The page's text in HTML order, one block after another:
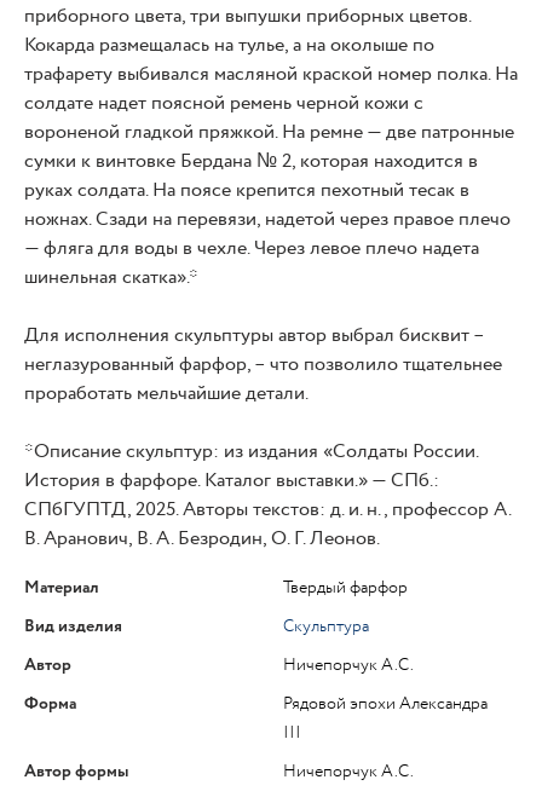
приборного цвета, три выпушки приборных цветов.
Кокарда размещалась на тулье, а на околыше по
трафарету выбивался масляной краской номер полка. На
солдате надет поясной ремень черной кожи с
вороненой гладкой пряжкой. На ремне — две патронные
сумки к винтовке Бердана № 2, которая находится в
руках солдата. На поясе крепится пехотный тесак в
ножнах. Сзади на перевязи, надетой через правое плечо
— фляга для воды в чехле. Через левое плечо надета
шинельная скатка».*
Для исполнения скульптуры автор выбрал бисквит –
неглазурованный фарфор, – что позволило тщательнее
проработать мельчайшие детали.
*Описание скульптур: из издания «Солдаты России.
История в фарфоре. Каталог выставки.» — СПб.:
СПбГУПТД, 2025. Авторы текстов: д. и. н., профессор А.
В. Аранович, В. А. Безродин, О. Г. Леонов.
Материал
Твердый фарфор
Вид изделия
Скульптура
Автор
Ничепорчук А.С.
Форма
Рядовой эпохи Александра
III
Автор формы
Ничепорчук А.С.